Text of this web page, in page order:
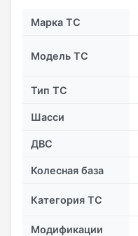
Марка ТС
Модель ТС
Тип ТС
Шасси
ДВС
Колесная база
Категория ТС
Модификации